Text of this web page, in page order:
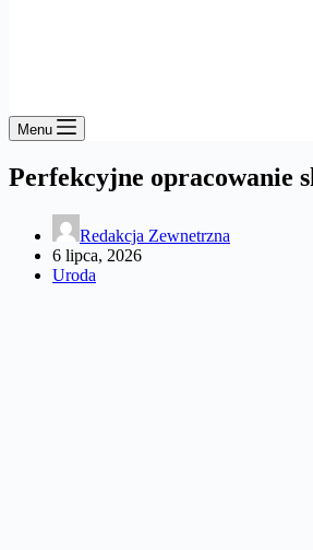
Menu
Perfekcyjne opracowanie
Redakcja Zewnetrzna
6 lipca, 2026
Uroda